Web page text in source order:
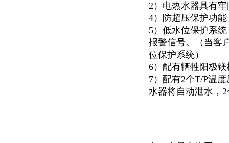
2）电热水器具有
4）防超压保护功
5）低水位保护系
报警信号。（当客
位保护系统）
6）配有牺牲阳极
7）配有2个T/P温
水器将自动泄水，